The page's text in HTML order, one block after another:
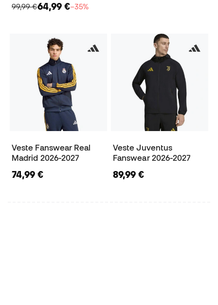
99,99 €64,99 €−35%
Veste Fanswear Real
Madrid 2026-2027
74,99 €
Veste Juventus
Fanswear 2026-2027
89,99 €